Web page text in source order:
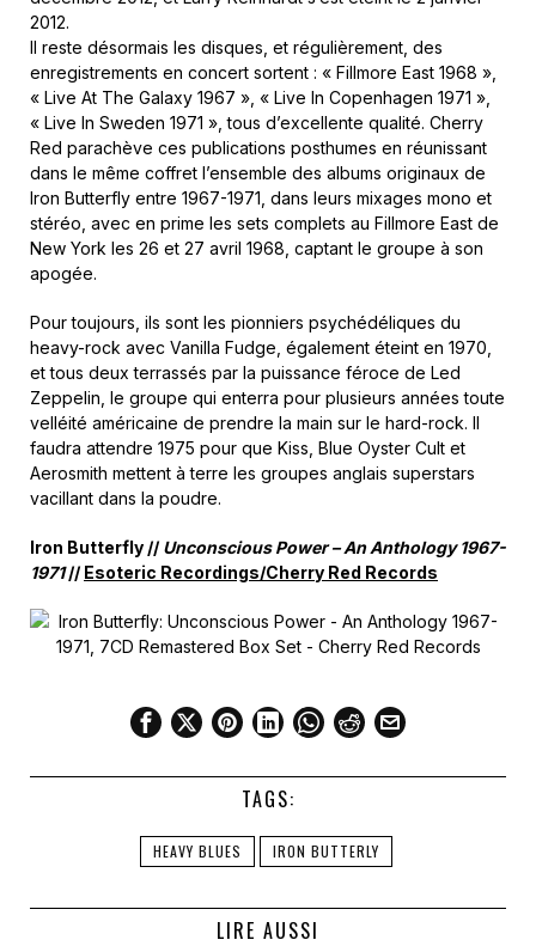
2012.
Il reste désormais les disques, et régulièrement, des
enregistrements en concert sortent : « Fillmore East 1968 »,
« Live At The Galaxy 1967 », « Live In Copenhagen 1971 »,
« Live In Sweden 1971 », tous d’excellente qualité. Cherry
Red parachève ces publications posthumes en réunissant
dans le même coffret l’ensemble des albums originaux de
Iron Butterfly entre 1967-1971, dans leurs mixages mono et
stéréo, avec en prime les sets complets au Fillmore East de
New York les 26 et 27 avril 1968, captant le groupe à son
apogée.
Pour toujours, ils sont les pionniers psychédéliques du
heavy-rock avec Vanilla Fudge, également éteint en 1970,
et tous deux terrassés par la puissance féroce de Led
Zeppelin, le groupe qui enterra pour plusieurs années toute
velléité américaine de prendre la main sur le hard-rock. Il
faudra attendre 1975 pour que Kiss, Blue Oyster Cult et
Aerosmith mettent à terre les groupes anglais superstars
vacillant dans la poudre.
Iron Butterfly // Unconscious Power – An Anthology 1967-
1971// Esoteric Recordings/Cherry Red Records
TAGS:
HEAVY BLUES IRON BUTTERLY
LIRE AUSSI